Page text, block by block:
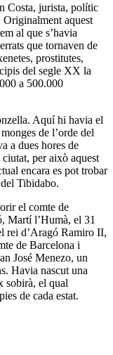
Costa, jurista, polític
aquest
al que s’havia
que tornaven de
prostitutes,
del segle XX la
a 500.000
Aquí hi havia el
de l’orde del
a dues hores de
per això aquest
encara es pot trobar
Tibidabo.
el comte de
Martí l’Humà, el 31
rei d’Aragó Ramiro II,
de Barcelona i
José Menezo, un
Havia nascut una
sobirà, el qual
de cada estat.